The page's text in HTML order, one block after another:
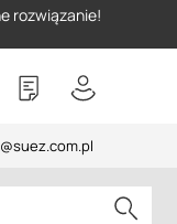
rozwiązanie!